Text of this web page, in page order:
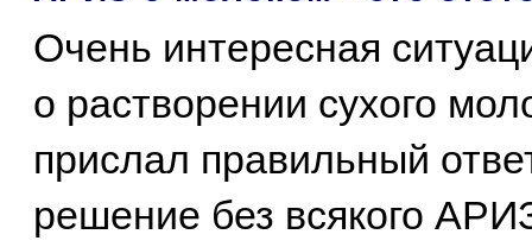
Очень интересная
о растворении сухого
прислал правильный
решение без всякого